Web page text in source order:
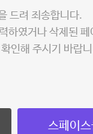
드려 죄송합니다.
하였거나 삭제된 페
인해 주시기 바랍
스페이